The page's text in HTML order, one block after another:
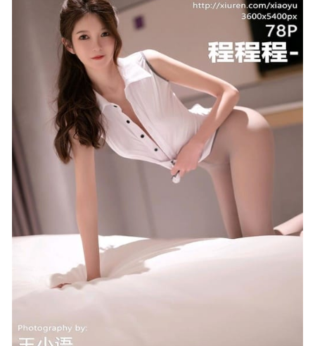
[ROSI写真]2021.11.06 NO.3624[133+1P／177MB] 2023-01-
[微密圈]猪饲料 – 抓住我的双马尾 [31P3V-385MB] 2024-06-
[微密圈]奔跑的晶螺儿 –美丽小姐的睡衣[40P-167M]
胡桃猫Kurumineko – 奶牛X摩卡厚R[52P-358MB]
[Xiuren秀人网]2023.03.31 NO.6507 林珊珊[88+1P／847MB]